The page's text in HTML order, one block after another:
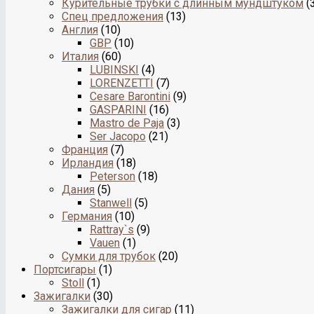
Курительные трубки с длинным мундштуком
Спец предложения (13)
Англия (10)
GBP (10)
Италия (60)
LUBINSKI (4)
LORENZETTI (7)
Cesare Barontini (9)
GASPARINI (16)
Mastro de Paja (3)
Ser Jacopo (21)
Франция (7)
Ирландия (18)
Peterson (18)
Дания (5)
Stanwell (5)
Германия (10)
Rattray`s (9)
Vauen (1)
Сумки для трубок (20)
Портсигары (1)
Stoll (1)
Зажигалки (30)
Зажигалки для сигар (11)